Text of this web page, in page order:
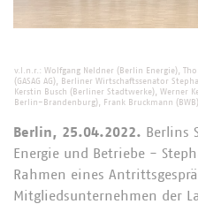
v.l.n.r.: Wolfgang Neldner (Berlin Energie),
(GASAG AG), Berliner Wirtschaftssenator
Kerstin Busch (Berliner Stadtwerke), Werner
Berlin-Brandenburg), Frank Bruckmann (BWB)
Berlin, 25.04.2022. Berlins
Energie und Betriebe -
Rahmen eines
Mitgliedsunternehmen der